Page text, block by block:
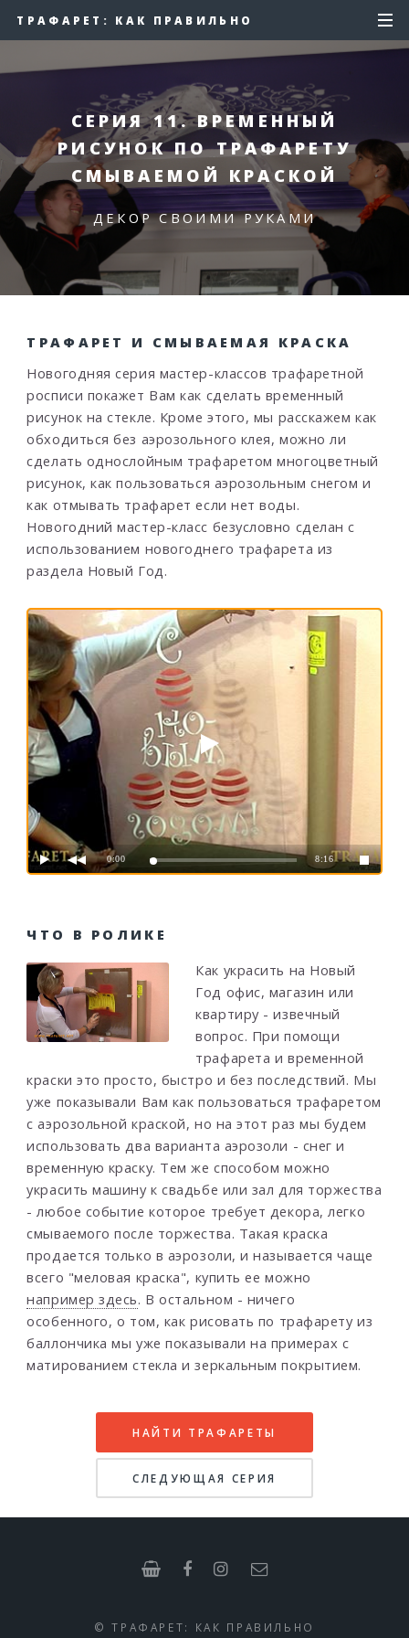
ТРАФАРЕТ: КАК ПРАВИЛЬНО
СЕРИЯ 11. ВРЕМЕННЫЙ
РИСУНОК ПО ТРАФАРЕТУ
СМЫВАЕМОЙ КРАСКОЙ
ДЕКОР СВОИМИ РУКАМИ
ТРАФАРЕТ И СМЫВАЕМАЯ КРАСКА
Новогодняя серия мастер-классов трафаретной
росписи покажет Вам как сделать временный
рисунок на стекле. Кроме этого, мы расскажем как
обходиться без аэрозольного клея, можно ли
сделать однослойным трафаретом многоцветный
рисунок, как пользоваться аэрозольным снегом и
как отмывать трафарет если нет воды.
Новогодний мастер-класс безусловно сделан с
использованием новогоднего трафарета из
раздела Новый Год.
0:00 8:16
ЧТО В РОЛИКЕ
Как украсить на Новый
Год офис, магазин или
квартиру - извечный
вопрос. При помощи
трафарета и временной
краски это просто, быстро и без последствий. Мы
уже показывали Вам как пользоваться трафаретом
с аэрозольной краской, но на этот раз мы будем
использовать два варианта аэрозоли - снег и
временную краску. Тем же способом можно
украсить машину к свадьбе или зал для торжества
- любое событие которое требует декора, легко
смываемого после торжества. Такая краска
продается только в аэрозоли, и называется чаще
всего "меловая краска", купить ее можно
например здесь. В остальном - ничего
особенного, о том, как рисовать по трафарету из
баллончика мы уже показывали на примерах с
матированием стекла и зеркальным покрытием.
НАЙТИ ТРАФАРЕТЫ
СЛЕДУЮЩАЯ СЕРИЯ
© ТРАФАРЕТ: КАК ПРАВИЛЬНО